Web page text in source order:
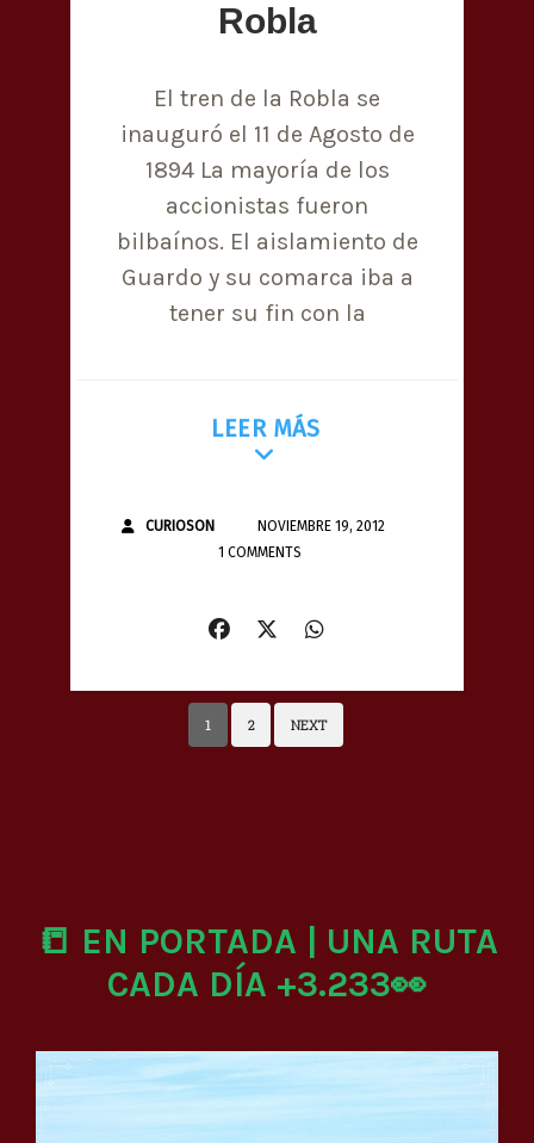
Robla
El tren de la Robla se
inauguró el 11 de Agosto de
1894 La mayoría de los
accionistas fueron
bilbaínos. El aislamiento de
Guardo y su comarca iba a
tener su fin con la
LEER MÁS
CURIOSON
NOVIEMBRE 19, 2012
1 COMMENTS
1 2 NEXT
📒 EN PORTADA | UNA RUTA
CADA DÍA +3.233👀